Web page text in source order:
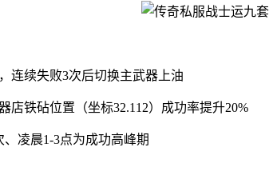
连续失败3次后切换主武器上油
店铁砧位置（坐标32.112）成功率提升20%
凌晨1-3点为成功高峰期